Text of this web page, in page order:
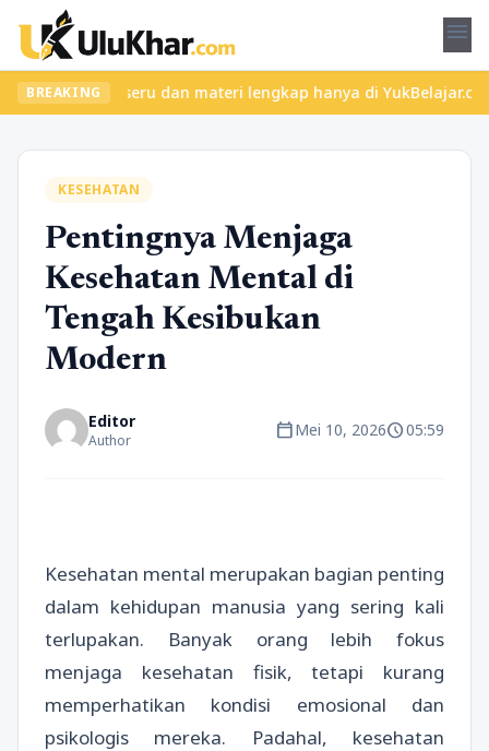
menu
BREAKING
kelas seru dan materi lengkap hanya di YukBelajar.com.
KESEHATAN
Pentingnya Menjaga
Kesehatan Mental di
Tengah Kesibukan
Modern
Editor
Author calendar_todayMei 10, 2026schedule05:59
Kesehatan mental merupakan bagian penting
dalam kehidupan manusia yang sering kali
terlupakan. Banyak orang lebih fokus
menjaga kesehatan fisik, tetapi kurang
memperhatikan kondisi emosional dan
psikologis mereka. Padahal, kesehatan